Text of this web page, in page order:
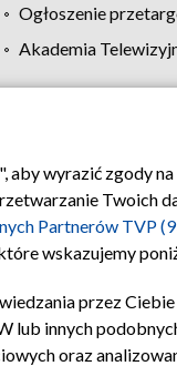
Ogłoszenie
Akademia
TVP
wyrazić zgody
Twoich
Partnerów TVP
wskazujemy
przez
innych
oraz